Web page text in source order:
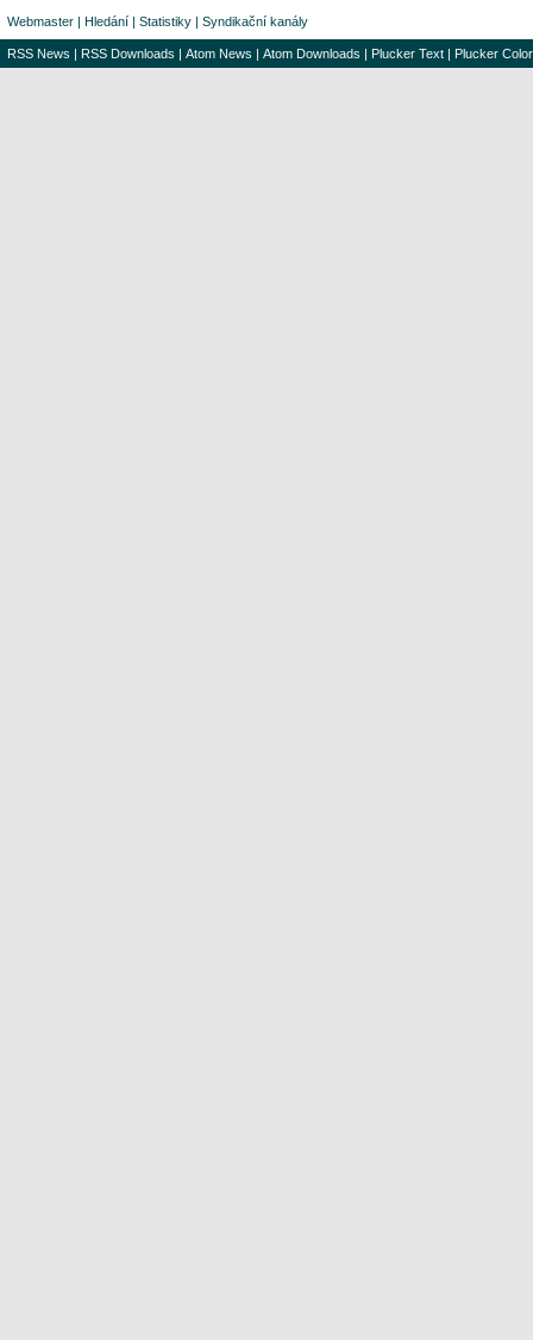
Webmaster | Hledání | Statistiky | Syndikační kanály
RSS News | RSS Downloads | Atom News | Atom Downloads | Plucker Text | Plucker Color